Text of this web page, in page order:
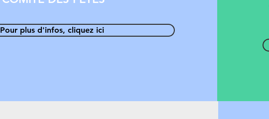
Pour plus d'infos, cliquez ici